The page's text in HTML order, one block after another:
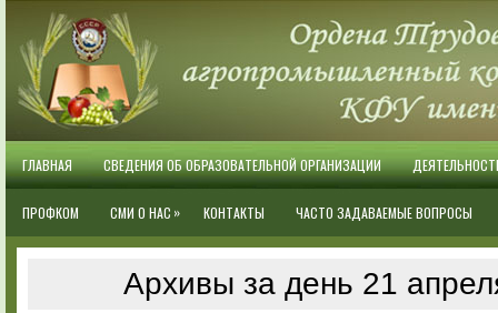
ГЛАВНАЯ СВЕДЕНИЯ ОБ ОБРАЗОВАТЕЛЬНОЙ ОРГАНИЗАЦИИ
ПРОФКОМ СМИ О НАС » КОНТАКТЫ ЧАСТО ЗАДАВАЕМЫЕ ВОПРОСЫ
Архивы за день 21